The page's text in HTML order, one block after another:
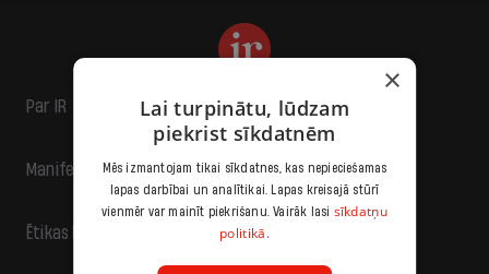
Par IR
Manifests
Ētikas kodekss
×
Lai turpinātu, lūdzam
piekrist sīkdatnēm
Mēs izmantojam tikai sīkdatnes, kas nepieciešamas
lapas darbībai un analītikai. Lapas kreisajā stūrī
vienmēr var mainīt piekrišanu. Vairāk lasi sīkdatņu
politikā.